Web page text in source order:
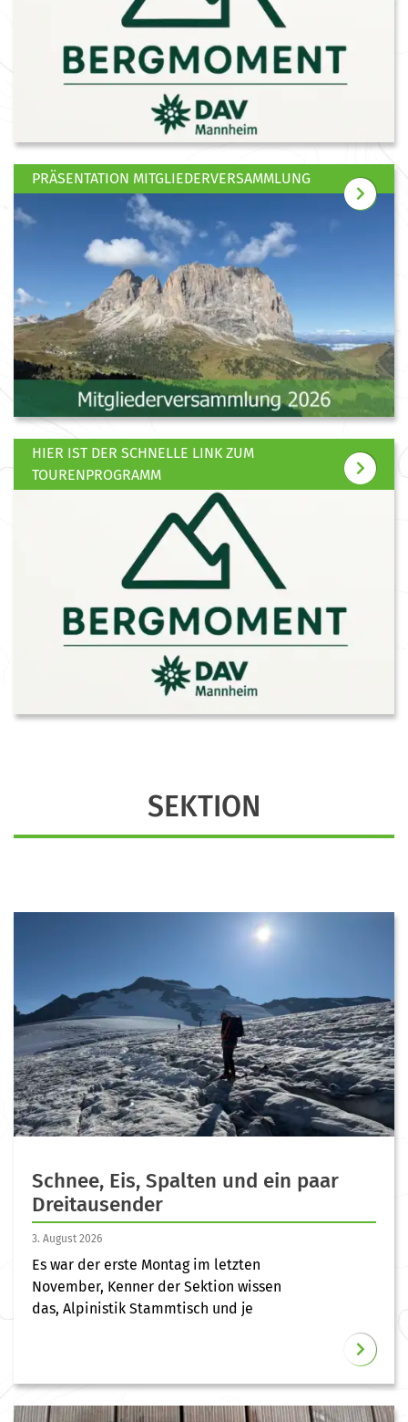
PRÄSENTATION MITGLIEDERVERSAMMLUNG
HIER IST DER SCHNELLE LINK ZUM
TOURENPROGRAMM
SEKTION
Schnee, Eis, Spalten und ein paar
Dreitausender
3. August 2026
Es war der erste Montag im letzten
November, Kenner der Sektion wissen
das, Alpinistik Stammtisch und je